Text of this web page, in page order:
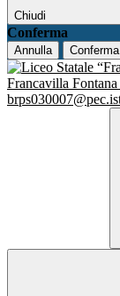
Chiudi
Conferma
Annulla Conferma
Francavilla